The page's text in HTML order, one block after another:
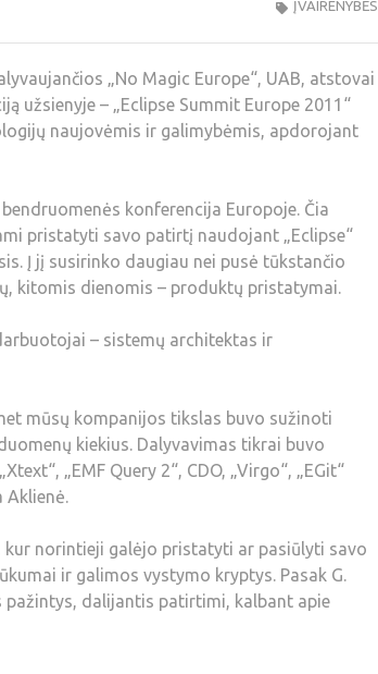
ĮVAIRENYBĖS
„No Magic Europe“, UAB, atstovai
užsienyje – „Eclipse Summit Europe 2011“
naujovėmis ir galimybėmis, apdorojant
konferencija Europoje. Čia
pristatyti savo patirtį naudojant „Eclipse“
Į jį susirinko daugiau nei pusė tūkstančio
kitomis dienomis – produktų pristatymai.
– sistemų architektas ir
mūsų kompanijos tikslas buvo sužinoti
kiekius. Dalyvavimas tikrai buvo
„EMF Query 2“, CDO, „Virgo“, „EGit“
Aklienė.
norintieji galėjo pristatyti ar pasiūlyti savo
ir galimos vystymo kryptys. Pasak G.
dalijantis patirtimi, kalbant apie